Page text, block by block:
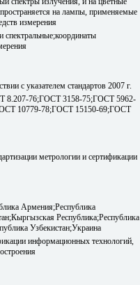
на лампы, применяемые
измерения
спектральные;координаты
с указателем стандартов 2007 г.
8.207-76;ГОСТ 3158-75;ГОСТ 5962-
10779-78;ГОСТ 15150-69;ГОСТ
метрологии и сертификации
Армения;Республика
Республика;Республика
Узбекистан;Украина
информационных технологий,